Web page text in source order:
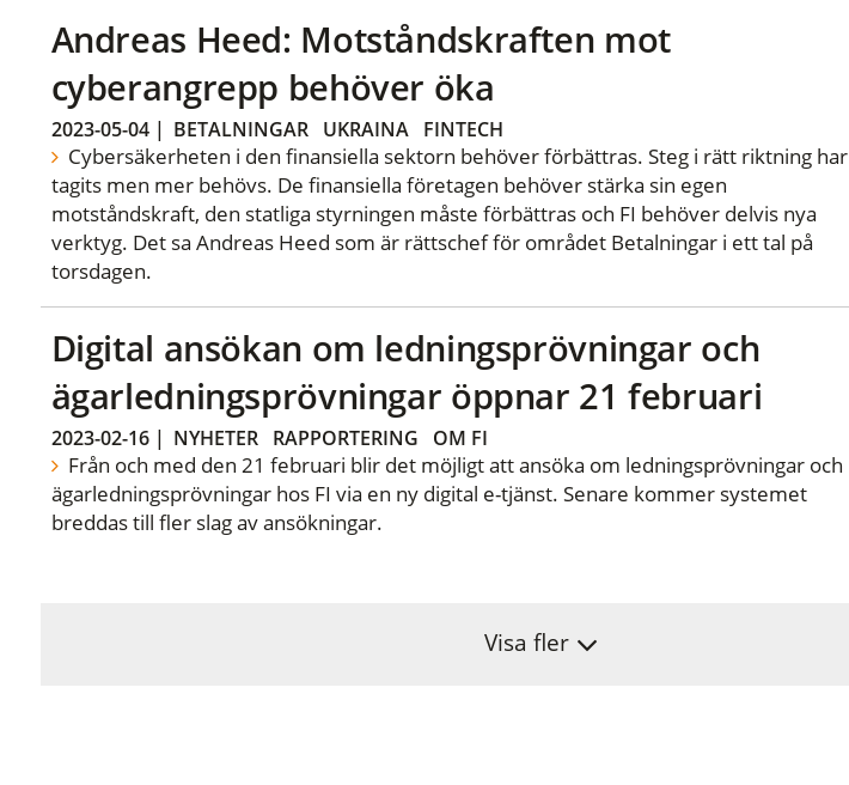
Andreas Heed: Motståndskraften mot
cyberangrepp behöver öka
2023-05-04| BETALNINGAR UKRAINA FINTECH
Cybersäkerheten i den finansiella sektorn behöver förbättras. Steg i rätt riktning har
tagits men mer behövs. De finansiella företagen behöver stärka sin egen
motståndskraft, den statliga styrningen måste förbättras och FI behöver delvis nya
verktyg. Det sa Andreas Heed som är rättschef för området Betalningar i ett tal på
torsdagen.
Digital ansökan om ledningsprövningar och
ägarledningsprövningar öppnar 21 februari
2023-02-16| NYHETER RAPPORTERING OM FI
Från och med den 21 februari blir det möjligt att ansöka om ledningsprövningar och
ägarledningsprövningar hos FI via en ny digital e-tjänst. Senare kommer systemet
breddas till fler slag av ansökningar.
Visa fler